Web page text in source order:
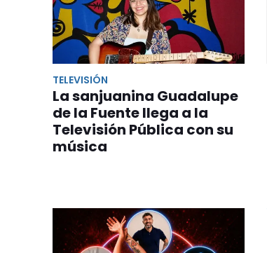
TELEVISIÓN
La sanjuanina Guadalupe
de la Fuente llega a la
Televisión Pública con su
música